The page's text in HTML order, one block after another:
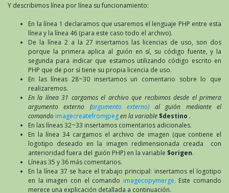
Y describimos línea por línea su funcionamiento:
En la línea 1 declaramos que usaremos el lenguaje PHP entre esta
línea y la línea 46 (para este caso todo el archivo).
De la línea 2 a la 27 insertamos las licencias de uso, son dos
porque la primera aplica al guión en sí, su código fuente, y la
segunda para indicar que estamos utilizando código escrito en
PHP que de por sí tiene su propia licencia de uso.
En las líneas 28~30 insertamos un comentario sobre lo que
realizaremos.
En la línea 31 cargamos el archivo que recibimos desde el primera
argumento externo (argumento externo) al guión mediante el
comando imagecreatefromjpegen la variable$destino .
En las líneas 32~33 insertamos comentarios adicionales.
En la línea 34 cargamos el archivo de imagen (que contiene el
logotipo deseado en la imagen redimensionada creada con
anterioridad fuera del guión PHP) en la variable $origen.
Líneas 35 y 36 más comentarios.
En la línea 37 se hace el trabajo principal: insertamos el logotipo
en la imagen con el comando imagecopymerge. Este comando
merece una explicación detallada a continuación.